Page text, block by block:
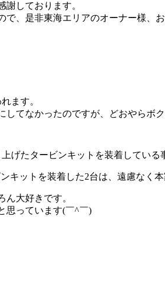
しております。
、是非東海エリアのオーナー様、
ます。
てなかったのですが、どおやらボ
げたタービンキットを装着している
キットを装着した2台は、遠慮なく
ん大好きです。
っています(￣^￣)ゞ